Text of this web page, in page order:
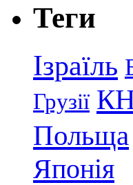
Теги
Ізраїль
Грузії
Польща
Японія